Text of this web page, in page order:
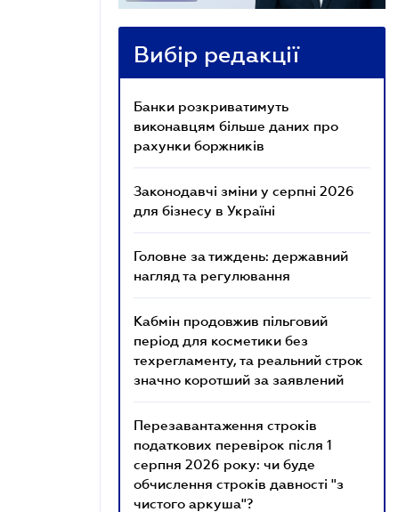
Вибір редакції
Банки розкриватимуть
виконавцям більше даних про
рахунки боржників
Законодавчі зміни у серпні 2026
для бізнесу в Україні
Головне за тиждень: державний
нагляд та регулювання
Кабмін продовжив пільговий
період для косметики без
техрегламенту, та реальний строк
значно коротший за заявлений
Перезавантаження строків
податкових перевірок після 1
серпня 2026 року: чи буде
обчислення строків давності "з
чистого аркуша"?